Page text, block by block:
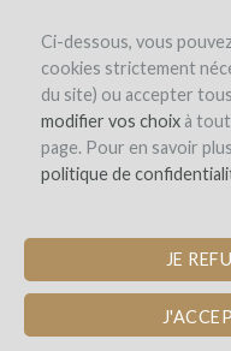
Ci-dessous, vous
cookies strictement
du site) ou accepter
modifier vos choixà tout
page. Pour en savoir
politique de
JE
Domaine